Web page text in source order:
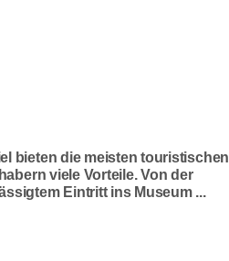
bieten die meisten touristischen
viele Vorteile. Von der
Eintritt ins Museum ...